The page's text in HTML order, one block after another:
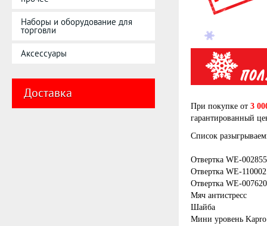
Наборы и оборудование для
торговли
Аксессуары
Доставка
При покупке от 3
гарантированный
Список
Отвертка WE-002855
Отвертка WE-110002
Отвертка WE-007620
Мяч антистресc
Шайба
Мини уровень Kapro